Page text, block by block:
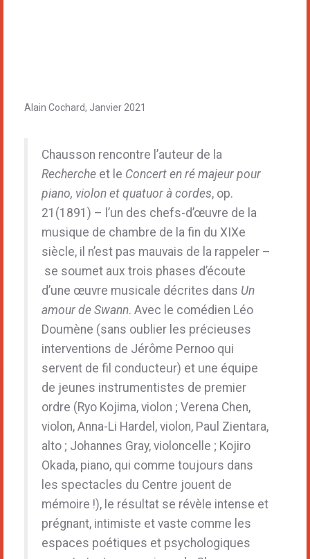
Alain Cochard, Janvier 2021
Chausson rencontre l’auteur de la
Recherche et le Concert en ré majeur pour
piano, violon et quatuor à cordes, op.
21(1891) – l’un des chefs-d’œuvre de la
musique de chambre de la fin du XIXe
siècle, il n’est pas mauvais de la rappeler –
se soumet aux trois phases d’écoute
d’une œuvre musicale décrites dans Un
amour de Swann. Avec le comédien Léo
Doumène (sans oublier les précieuses
interventions de Jérôme Pernoo qui
servent de fil conducteur) et une équipe
de jeunes instrumentistes de premier
ordre (Ryo Kojima, violon ; Verena Chen,
violon, Anna-Li Hardel, violon, Paul Zientara,
alto ; Johannes Gray, violoncelle ; Kojiro
Okada, piano, qui comme toujours dans
les spectacles du Centre jouent de
mémoire !), le résultat se révèle intense et
prégnant, intimiste et vaste comme les
espaces poétiques et psychologiques